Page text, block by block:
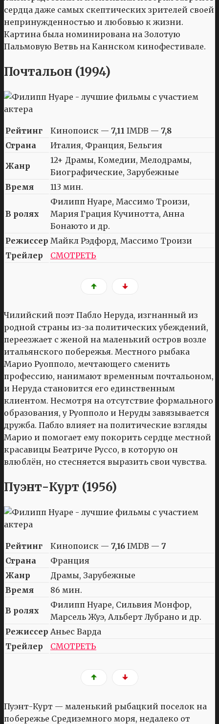
сердца даже самых скептических зрителей своей
непринужденностью и любовью к жизни.
Картина была номинирована на Золотую
Пальмовую Ветвь на Каннском кинофестивале.
Почтальон (1994)
Рейтинг Кинопоиск — 7,11 IMDB — 7,8
Страна
Италия, Франция, Бельгия
Жанр
12+ Драмы, Комедии, Мелодрамы,
Биографические, Зарубежные
Время
113 мин.
В ролях
Филипп Нуаре, Массимо Троизи,
Мария Грация Кучинотта, Анна
Бонаюто и др.
Режиссер Майкл Рэдфорд, Массимо Троизи
Трейлер
СМОТРЕТЬ
Чилийский поэт Пабло Неруда, изгнанный из
родной страны из-за политических убеждений,
переезжает с женой на маленький остров возле
итальянского побережья. Местного рыбака
Марио Руопполо, мечтающего сменить
профессию, нанимают временным почтальоном,
и Неруда становится его единственным
клиентом. Несмотря на отсутствие формального
образования, у Руопполо и Неруды завязывается
дружба. Пабло влияет на политические взгляды
Марио и помогает ему покорить сердце местной
красавицы Беатриче Руссо, в которую он
влюблён, но стесняется выразить свои чувства.
Пуэнт-Курт (1956)
Рейтинг Кинопоиск — 7,16 IMDB — 7
Страна
Франция
Жанр
Драмы, Зарубежные
Время
86 мин.
В ролях
Филипп Нуаре, Сильвия Монфор,
Марсель Жуэ, Альберт Лубрано и др.
Режиссер Аньес Варда
Трейлер
СМОТРЕТЬ
Пуэнт-Курт — маленький рыбацкий поселок на
побережье Средиземного моря, недалеко от